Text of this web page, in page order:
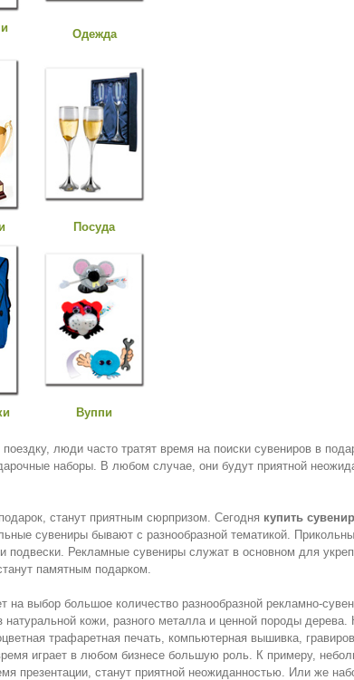
Одежда
Посуда
Вуппи
люди часто тратят время на поиски сувениров в
наборы. В любом случае, они будут приятной
станут приятным сюрпризом. Сегодня купить
сувениры бывают с разнообразной тематикой.
Рекламные сувениры служат в основном для
памятным подарком.
на выбор большое количество разнообразной рекламно-
натуральной кожи, разного металла и ценной породы
трафаретная печать, компьютерная вышивка,
играет в любом бизнесе большую роль. К примеру,
презентации, станут приятной неожиданностью. Или же